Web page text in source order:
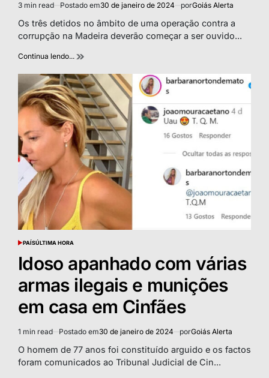
Estimated
read
3 min read Postado em30 de janeiro de 2024 porGoiás Alerta
Os três detidos no âmbito de uma operação contra a
corrupção na Madeira deverão começar a ser ouvido...
Continua lendo...
POSTED
PAÍSÚLTIMA HORA
Idoso apanhado com várias
armas ilegais e munições
em casa em Cinfães
Estimated
read
time
1 min read Postado em30 de janeiro de 2024 porGoiás Alerta
O homem de 77 anos foi constituído arguido e os factos
foram comunicados ao Tribunal Judicial de Cin...